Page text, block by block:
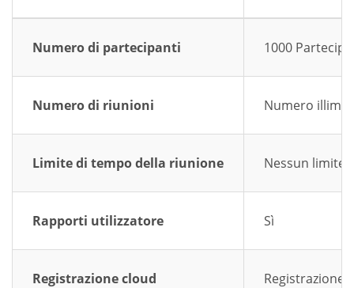
Numero di partecipanti 1000
Numero di riunioni Numero
Limite di tempo della riunione Nessun limite
Rapporti utilizzatore Sì
Registrazione cloud Registrazione